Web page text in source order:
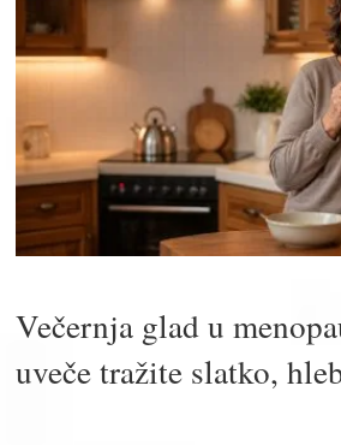
Večernja glad u
uveče tražite slatko,